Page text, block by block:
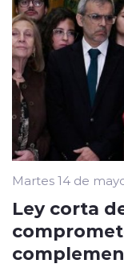
Martes 14 de
Ley corta